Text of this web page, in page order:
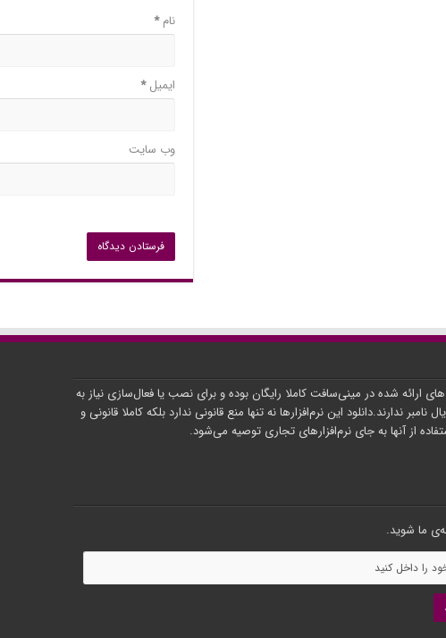
نام*
ایمیل*
وب‌ سایت
ارائه شده در مینی‌سافت کاملا رایگان بوده و برای نصب یا فعال‌سازی نیاز به
ندارند.دانلود این نرم‌افزارها نه تنها منع قانونی ندارد بلکه کاملا قانونی و
از آنها به جای نرم‌افزارهای تجاری توصیه می‌شود.
ما شوید.